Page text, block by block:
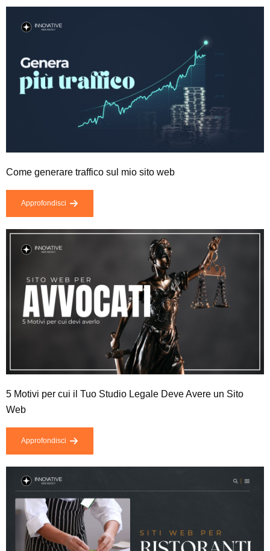
Come generare traffico sul mio sito web
Approfondisci
5 Motivi per cui il Tuo Studio Legale Deve Avere un Sito
Web
Approfondisci